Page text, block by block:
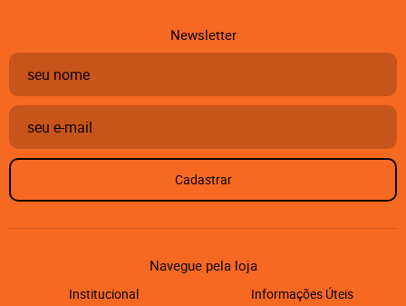
Newsletter
Cadastrar
Navegue pela loja
Institucional
Informações Úteis